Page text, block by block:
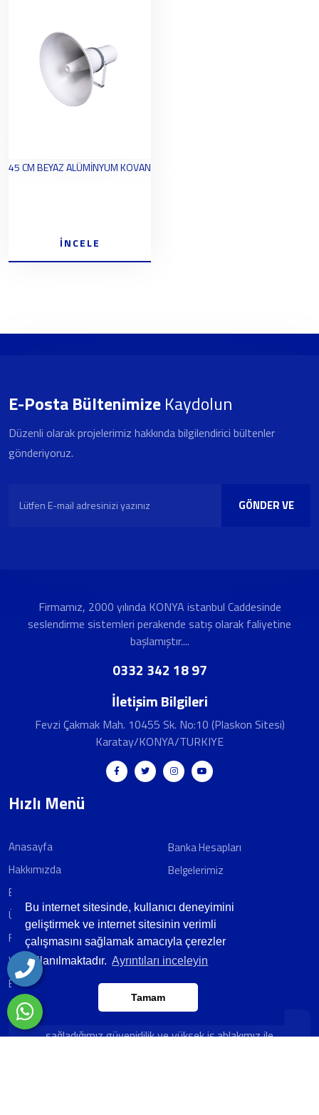
Bu internet sitesinde, kullanıcı deneyimini
geliştirmek ve internet sitesinin verimli
çalışmasını sağlamak amacıyla çerezler
kullanılmaktadır. Ayrıntıları inceleyin
Tamam
45 CM BEYAZ ALÜMİNYUM KOVAN
İNCELE
E-Posta BültenimizeKaydolun
Düzenli olarak projelerimiz hakkında bilgilendirici bültenler
gönderiyoruz.
GÖNDER VE
Firmamız, 2000 yılında KONYA istanbul Caddesinde
seslendirme sistemleri perakende satış olarak faliyetine
başlamıştır....
0332 342 18 97
İletişim Bilgileri
Fevzi Çakmak Mah. 10455 Sk. No:10 (Plaskon Sitesi)
Karatay/KONYA/TURKIYE
Hızlı Menü
Anasayfa
Hakkımızda
E-Katalog
Ürünlerimiz
Foto Galeri
Video Galeri
Blog/Haber
Banka Hesapları
Belgelerimiz
sağladığımız güvenirlilik ve yüksek iş ahlakımız ile